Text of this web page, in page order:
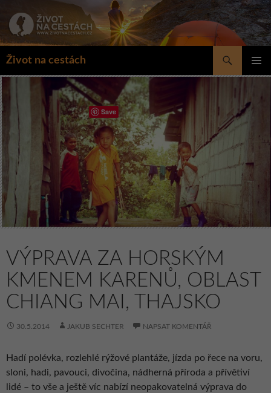
obsahu
Život na cestách
Hledat
VÝPRAVA ZA HORSKÝM
KMENEM KARENŮ, OBLAST
CHIANG MAI, THAJSKO
30.5.2014 JAKUB SECHTER NAPSAT KOMENTÁŘ
Hadí polévka, rozlehlé rýžové plantáže, jízda po řece na voru,
sloni, hadi, pavouci, divočina, nádherná příroda a přívětiví
lidé – to vše a ještě víc nabízí neopakovatelná výprava do
Save